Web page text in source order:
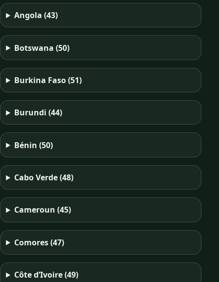
Angola(43)
Botswana(50)
Burkina Faso(51)
Burundi(44)
Bénin(50)
Cabo Verde(48)
Cameroun(45)
Comores(47)
Côte d’Ivoire(49)